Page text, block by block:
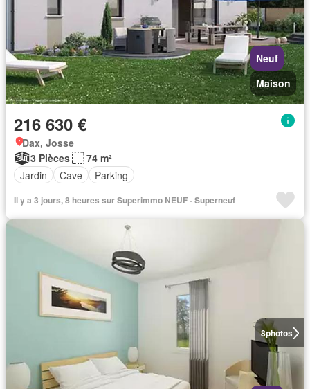
Neuf
Maison
216 630 €
Dax, Josse
3 Pièces
74 m²
Jardin
Cave Parking
Il y a 3 jours, 8 heures sur Superimmo NEUF - Superneuf
8photos